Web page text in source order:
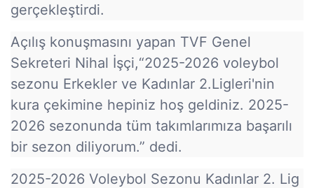
gerçekleştirdi.
Açılış konuşmasını yapan TVF Genel
Sekreteri Nihal İşçi,“2025-2026 voleybol
sezonu Erkekler ve Kadınlar 2.Ligleri'nin
kura çekimine hepiniz hoş geldiniz. 2025-
2026 sezonunda tüm takımlarımıza başarılı
bir sezon diliyorum.” dedi.
2025-2026 Voleybol Sezonu Kadınlar 2. Lig